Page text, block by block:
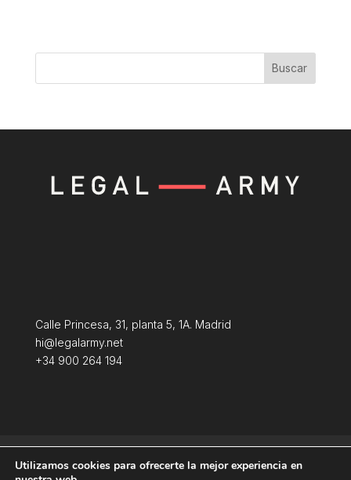
Buscar
Calle Princesa, 31, planta 5, 1A. Madrid
hi@legalarmy.net
+34 900 264 194
Política de Cookies
Utilizamos cookies para ofrecerte la mejor experiencia en